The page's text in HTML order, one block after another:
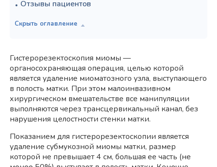
Отзывы пациентов
Гистерорезектоскопия миомы —
органосохраняющая операция, целью которой
является удаление миоматозного узла, выступающего
в полость матки. При этом малоинвазивном
хирургическом вмешательстве все манипуляции
выполняются через трансцервикальный канал, без
нарушения целостности стенки матки.
Показанием для гистерорезектоскопии является
удаление субмукозной миомы матки, размер
которой не превышает 4 см, большая ее часть (не